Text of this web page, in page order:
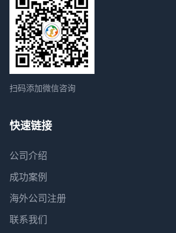
扫码添加微信咨询
快速链接
公司介绍
成功案例
海外公司注册
联系我们